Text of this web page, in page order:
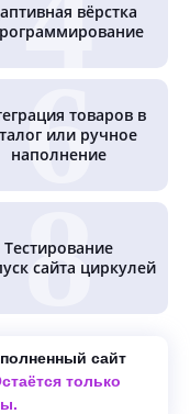
вёрстка
товаров в
или ручное
наполнение
Тестирование
сайта циркулей
сайт
только